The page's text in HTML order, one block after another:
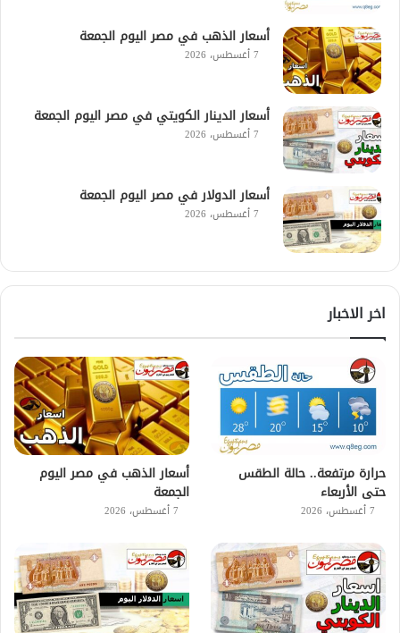
أسعار الذهب في مصر اليوم الجمعة
7 أغسطس، 2026
أسعار الدينار الكويتي في مصر اليوم الجمعة
7 أغسطس، 2026
أسعار الدولار في مصر اليوم الجمعة
7 أغسطس، 2026
اخر الاخبار
حرارة مرتفعة.. حالة الطقس
حتى الأربعاء
7 أغسطس، 2026
أسعار الذهب في مصر اليوم
الجمعة
7 أغسطس، 2026